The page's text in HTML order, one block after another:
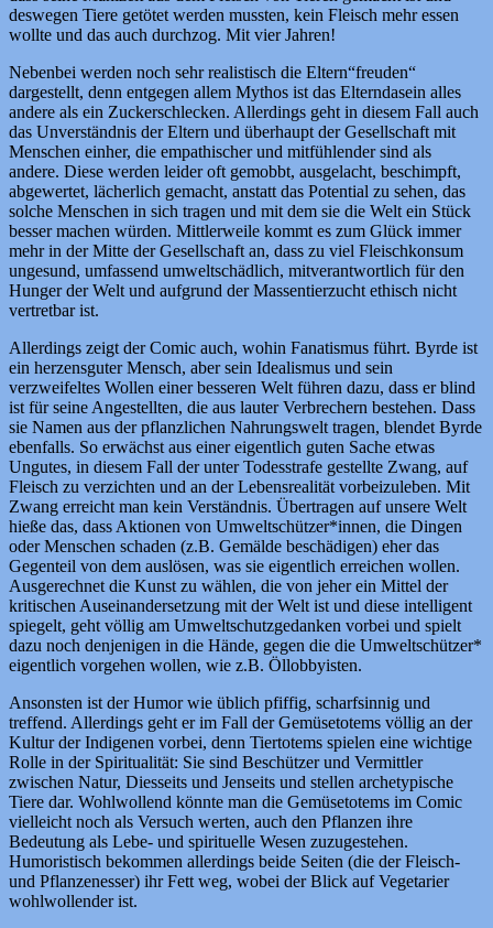
deswegen Tiere getötet werden mussten, kein Fleisch mehr essen
wollte und das auch durchzog. Mit vier Jahren!
Nebenbei werden noch sehr realistisch die Eltern“freuden“
dargestellt, denn entgegen allem Mythos ist das Elterndasein alles
andere als ein Zuckerschlecken. Allerdings geht in diesem Fall auch
das Unverständnis der Eltern und überhaupt der Gesellschaft mit
Menschen einher, die empathischer und mitfühlender sind als
andere. Diese werden leider oft gemobbt, ausgelacht, beschimpft,
abgewertet, lächerlich gemacht, anstatt das Potential zu sehen, das
solche Menschen in sich tragen und mit dem sie die Welt ein Stück
besser machen würden. Mittlerweile kommt es zum Glück immer
mehr in der Mitte der Gesellschaft an, dass zu viel Fleischkonsum
ungesund, umfassend umweltschädlich, mitverantwortlich für den
Hunger der Welt und aufgrund der Massentierzucht ethisch nicht
vertretbar ist.
Allerdings zeigt der Comic auch, wohin Fanatismus führt. Byrde ist
ein herzensguter Mensch, aber sein Idealismus und sein
verzweifeltes Wollen einer besseren Welt führen dazu, dass er blind
ist für seine Angestellten, die aus lauter Verbrechern bestehen. Dass
sie Namen aus der pflanzlichen Nahrungswelt tragen, blendet Byrde
ebenfalls. So erwächst aus einer eigentlich guten Sache etwas
Ungutes, in diesem Fall der unter Todesstrafe gestellte Zwang, auf
Fleisch zu verzichten und an der Lebensrealität vorbeizuleben. Mit
Zwang erreicht man kein Verständnis. Übertragen auf unsere Welt
hieße das, dass Aktionen von Umweltschützer*innen, die Dingen
oder Menschen schaden (z.B. Gemälde beschädigen) eher das
Gegenteil von dem auslösen, was sie eigentlich erreichen wollen.
Ausgerechnet die Kunst zu wählen, die von jeher ein Mittel der
kritischen Auseinandersetzung mit der Welt ist und diese intelligent
spiegelt, geht völlig am Umweltschutzgedanken vorbei und spielt
dazu noch denjenigen in die Hände, gegen die die Umweltschützer*
eigentlich vorgehen wollen, wie z.B. Öllobbyisten.
Ansonsten ist der Humor wie üblich pfiffig, scharfsinnig und
treffend. Allerdings geht er im Fall der Gemüsetotems völlig an der
Kultur der Indigenen vorbei, denn Tiertotems spielen eine wichtige
Rolle in der Spiritualität: Sie sind Beschützer und Vermittler
zwischen Natur, Diesseits und Jenseits und stellen archetypische
Tiere dar. Wohlwollend könnte man die Gemüsetotems im Comic
vielleicht noch als Versuch werten, auch den Pflanzen ihre
Bedeutung als Lebe- und spirituelle Wesen zuzugestehen.
Humoristisch bekommen allerdings beide Seiten (die der Fleisch-
und Pflanzenesser) ihr Fett weg, wobei der Blick auf Vegetarier
wohlwollender ist.